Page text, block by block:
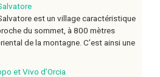
est un village caractéristique
du sommet, à 800 mètres
de la montagne. C’est ainsi une
et Vivo d’Orcia